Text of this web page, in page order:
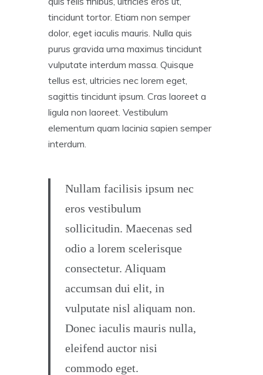
tincidunt tortor. Etiam non semper
dolor, eget iaculis mauris. Nulla quis
purus gravida urna maximus tincidunt
vulputate interdum massa. Quisque
tellus est, ultricies nec lorem eget,
sagittis tincidunt ipsum. Cras laoreet a
ligula non laoreet. Vestibulum
elementum quam lacinia sapien semper
interdum.
Nullam facilisis ipsum nec
eros vestibulum
sollicitudin. Maecenas sed
odio a lorem scelerisque
consectetur. Aliquam
accumsan dui elit, in
vulputate nisl aliquam non.
Donec iaculis mauris nulla,
eleifend auctor nisi
commodo eget.